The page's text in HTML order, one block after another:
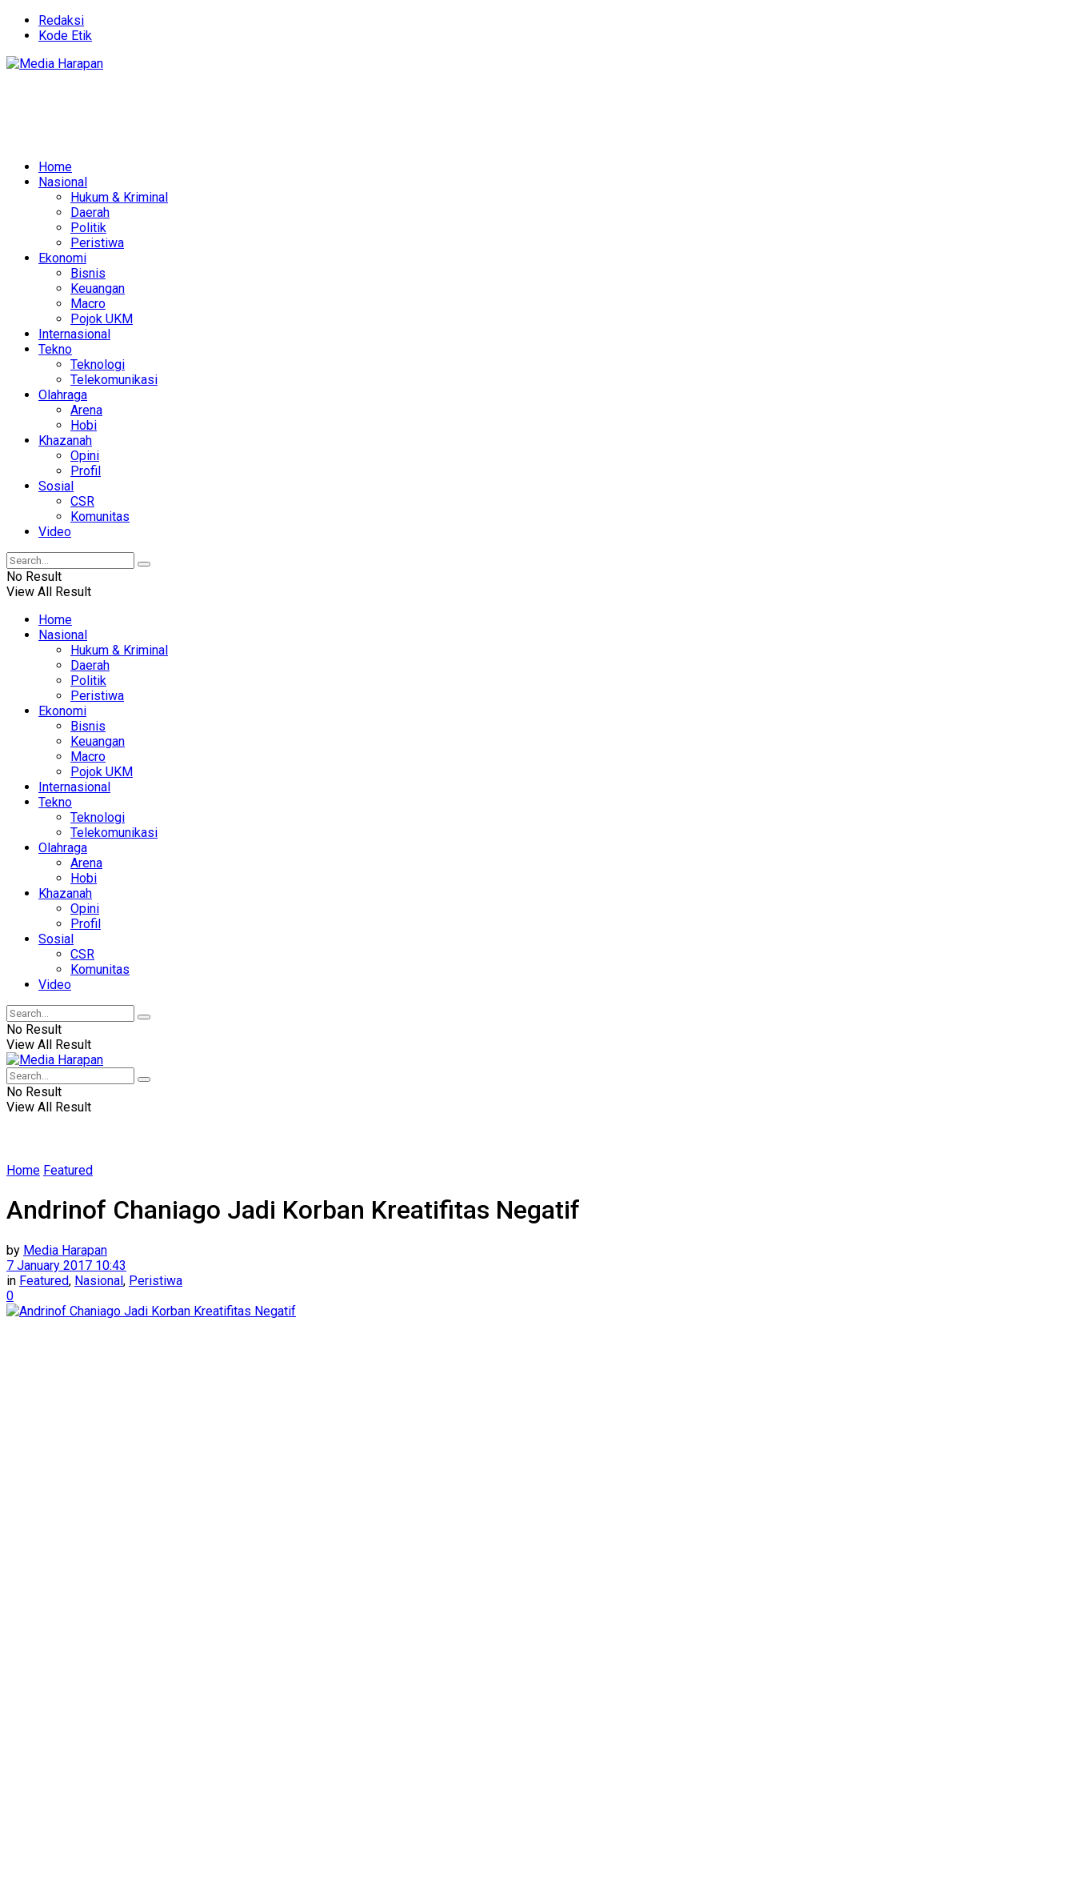
Redaksi
Kode Etik
Home
Nasional
Hukum & Kriminal
Daerah
Politik
Peristiwa
Ekonomi
Bisnis
Keuangan
Macro
Pojok UKM
Internasional
Tekno
Teknologi
Telekomunikasi
Olahraga
Arena
Hobi
Khazanah
Opini
Profil
Sosial
CSR
Komunitas
Video
No Result
View All Result
Home
Nasional
Hukum & Kriminal
Daerah
Politik
Peristiwa
Ekonomi
Bisnis
Keuangan
Macro
Pojok UKM
Internasional
Tekno
Teknologi
Telekomunikasi
Olahraga
Arena
Hobi
Khazanah
Opini
Profil
Sosial
CSR
Komunitas
Video
No Result
View All Result
No Result
View All Result
Home Featured
Andrinof Chaniago Jadi Korban Kreatifitas Negatif
by Media Harapan
7 January 2017 10:43
in Featured, Nasional, Peristiwa
0